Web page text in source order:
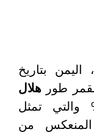
بتاريخ
طور هلال
إضاءة 24.64% والتي تمثل
المنعكس من